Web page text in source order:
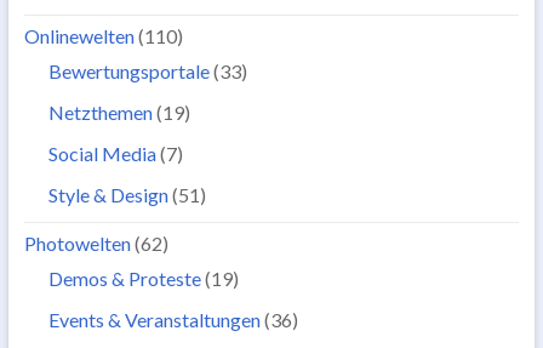
Onlinewelten(110)
Bewertungsportale(33)
Netzthemen(19)
Social Media(7)
Style & Design(51)
Photowelten(62)
Demos & Proteste(19)
Events & Veranstaltungen(36)